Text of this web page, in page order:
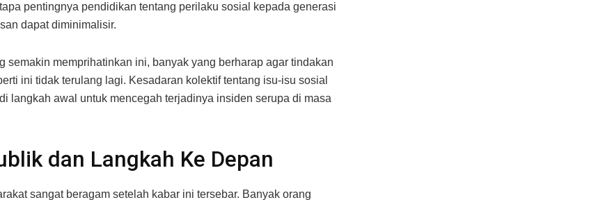
pentingnya pendidikan tentang perilaku sosial kepada generasi
dapat diminimalisir.
semakin memprihatinkan ini, banyak yang berharap agar tindakan
ini tidak terulang lagi. Kesadaran kolektif tentang isu-isu sosial
langkah awal untuk mencegah terjadinya insiden serupa di masa
dan Langkah Ke Depan
sangat beragam setelah kabar ini tersebar. Banyak orang